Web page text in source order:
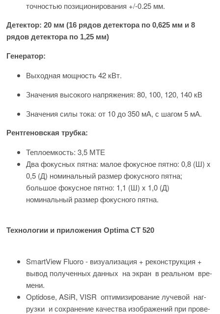
точностью позиционирования +/-0.25 мм.
Детектор: 20 мм (16 рядов детектора по 0,625 мм и 8
рядов детектора по 1,25 мм)
Генератор:
Выходная мощность 42 кВт.
Значения высокого напряжения: 80, 100, 120, 140 кВ
Значения силы тока: от 10 до 350 мА, с шагом 5 мА.
Рентгеновская трубка:
Теплоемкость: 3,5 МТЕ
Два фокусных пятна: малое фокусное пятно: 0,8 (Ш) x
0,5 (Д) номинальный размер фокусного пятна;
большое фокусное пятно: 1,1 (Ш) x 1,0 (Д)
номинальный размер фокусного пятна.
Технологии и приложения Optima CT 520
SmartView Fluoro - визуализация + реконструкция +
вывод полученных данных на экран в реальном вре-
мени.
Optidose, ASiR, VISR оптимизирование лучевой наг-
рузки и сохранение качества изображений при прове-